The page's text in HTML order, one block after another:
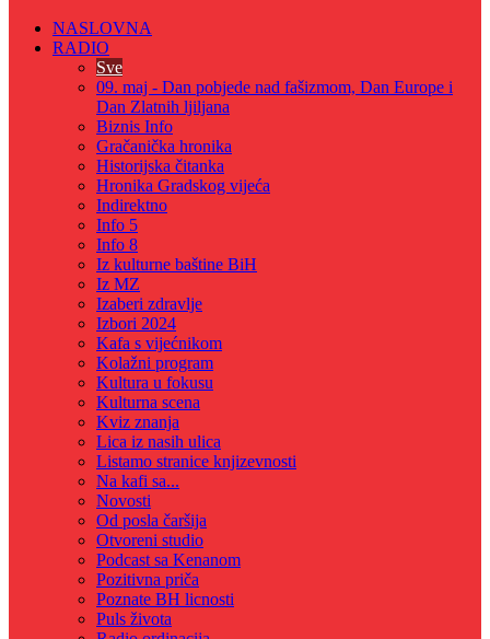
NASLOVNA
RADIO
Sve
09. maj - Dan pobjede nad fašizmom, Dan Europe i
Dan Zlatnih ljiljana
Biznis Info
Gračanička hronika
Historijska čitanka
Hronika Gradskog vijeća
Indirektno
Info 5
Info 8
Iz kulturne baštine BiH
Iz MZ
Izaberi zdravlje
Izbori 2024
Kafa s vijećnikom
Kolažni program
Kultura u fokusu
Kulturna scena
Kviz znanja
Lica iz nasih ulica
Listamo stranice knjizevnosti
Na kafi sa...
Novosti
Od posla čaršija
Otvoreni studio
Podcast sa Kenanom
Pozitivna priča
Poznate BH licnosti
Puls života